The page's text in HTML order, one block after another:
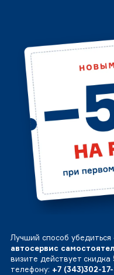
Лучший способ
автосервис
визите действует
телефону: +7 (343)302-